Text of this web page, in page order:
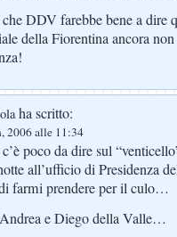
DDV farebbe bene a dire
della Fiorentina ancora
ha scritto:
2006 alle 11:34
poco da dire sul
all’ufficio di Presidenza
farmi prendere per il culo…
e Diego della Valle…